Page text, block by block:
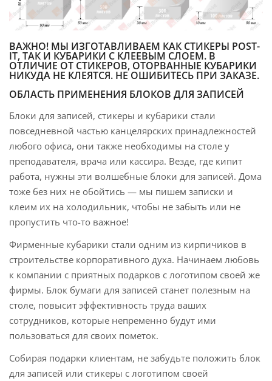
ВАЖНО! МЫ ИЗГОТАВЛИВАЕМ КАК СТИКЕРЫ POST-
IT, ТАК И КУБАРИКИ С КЛЕЕВЫМ СЛОЕМ. В
ОТЛИЧИЕ ОТ СТИКЕРОВ, ОТОРВАННЫЕ КУБАРИКИ
НИКУДА НЕ КЛЕЯТСЯ. НЕ ОШИБИТЕСЬ ПРИ ЗАКАЗЕ.
ОБЛАСТЬ ПРИМЕНЕНИЯ БЛОКОВ ДЛЯ ЗАПИСЕЙ
Блоки для записей, стикеры и кубарики стали
повседневной частью канцелярских принадлежностей
любого офиса, они также необходимы на столе у
преподавателя, врача или кассира. Везде, где кипит
работа, нужны эти волшебные блоки для записей. Дома
тоже без них не обойтись — мы пишем записки и
клеим их на холодильник, чтобы не забыть или не
пропустить что-то важное!
Фирменные кубарики стали одним из кирпичиков в
строительстве корпоративного духа. Начинаем любовь
к компании с приятных подарков с логотипом своей же
фирмы. Блок бумаги для записей станет полезным на
столе, повысит эффективность труда ваших
сотрудников, которые непременно будут ими
пользоваться для своих пометок.
Собирая подарки клиентам, не забудьте положить блок
для записей или стикеры с логотипом своей